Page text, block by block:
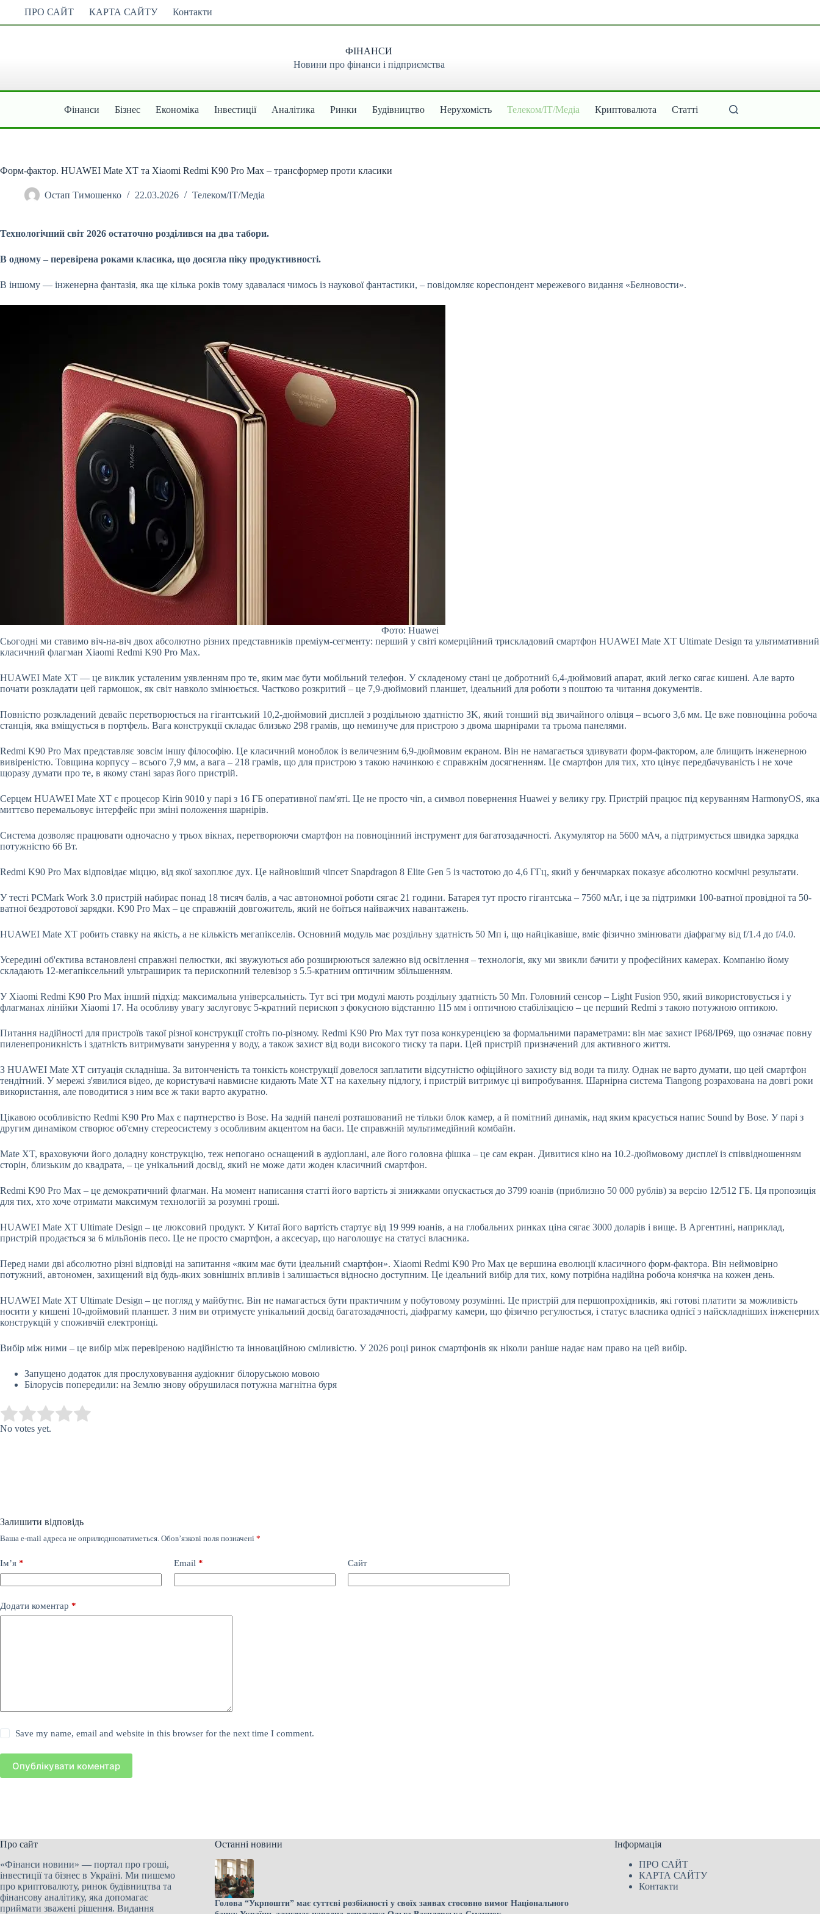
вмісту
ПРО САЙТ КАРТА САЙТУ Контакти
ФІНАНСИ
Новини про фінанси і підприємства
Фінанси Бізнес Економіка Інвестиції Аналітика Ринки Будівництво Нерухомість Телеком/ІТ/Медіа Криптовалюта Статті
Форм-фактор. HUAWEI Mate XT та Xiaomi Redmi K90 Pro Max – трансформер проти класики
Остап Тимошенко 22.03.2026 Телеком/ІТ/Медіа
Технологічний світ 2026 остаточно розділився на два табори.
В одному – перевірена роками класика, що досягла піку продуктивності.
В іншому — інженерна фантазія, яка ще кілька років тому здавалася чимось із наукової фантастики, – повідомляє кореспондент мережевого видання «Белновости».
Фото: Huawei
Сьогодні ми ставимо віч-на-віч двох абсолютно різних представників преміум-сегменту: перший у світі комерційний трискладовий смартфон HUAWEI Mate XT Ultimate Design та ультимативний
класичний флагман Xiaomi Redmi K90 Pro Max.
HUAWEI Mate XT — це виклик усталеним уявленням про те, яким має бути мобільний телефон. У складеному стані це добротний 6,4-дюймовий апарат, який легко сягає кишені. Але варто
почати розкладати цей гармошок, як світ навколо змінюється. Частково розкритий – це 7,9-дюймовий планшет, ідеальний для роботи з поштою та читання документів.
Повністю розкладений девайс перетворюється на гігантський 10,2-дюймовий дисплей з роздільною здатністю 3K, який тонший від звичайного олівця – всього 3,6 мм. Це вже повноцінна робоча
станція, яка вміщується в портфель. Вага конструкції складає близько 298 грамів, що неминуче для пристрою з двома шарнірами та трьома панелями.
Redmi K90 Pro Max представляє зовсім іншу філософію. Це класичний моноблок із величезним 6,9-дюймовим екраном. Він не намагається здивувати форм-фактором, але блищить інженерною
вивіреністю. Товщина корпусу – всього 7,9 мм, а вага – 218 грамів, що для пристрою з такою начинкою є справжнім досягненням. Це смартфон для тих, хто цінує передбачуваність і не хоче
щоразу думати про те, в якому стані зараз його пристрій.
Серцем HUAWEI Mate XT є процесор Kirin 9010 у парі з 16 ГБ оперативної пам'яті. Це не просто чіп, а символ повернення Huawei у велику гру. Пристрій працює під керуванням HarmonyOS, яка
миттєво перемальовує інтерфейс при зміні положення шарнірів.
Система дозволяє працювати одночасно у трьох вікнах, перетворюючи смартфон на повноцінний інструмент для багатозадачності. Акумулятор на 5600 мАч, а підтримується швидка зарядка
потужністю 66 Вт.
Redmi K90 Pro Max відповідає міццю, від якої захоплює дух. Це найновіший чіпсет Snapdragon 8 Elite Gen 5 із частотою до 4,6 ГГц, який у бенчмарках показує абсолютно космічні результати.
У тесті PCMark Work 3.0 пристрій набирає понад 18 тисяч балів, а час автономної роботи сягає 21 години. Батарея тут просто гігантська – 7560 мАг, і це за підтримки 100-ватної провідної та 50-
ватної бездротової зарядки. K90 Pro Max – це справжній довгожитель, який не боїться найважчих навантажень.
HUAWEI Mate XT робить ставку на якість, а не кількість мегапікселів. Основний модуль має роздільну здатність 50 Мп і, що найцікавіше, вміє фізично змінювати діафрагму від f/1.4 до f/4.0.
Усередині об'єктива встановлені справжні пелюстки, які звужуються або розширюються залежно від освітлення – технологія, яку ми звикли бачити у професійних камерах. Компанію йому
складають 12-мегапіксельний ультраширик та перископний телевізор з 5.5-кратним оптичним збільшенням.
У Xiaomi Redmi K90 Pro Max інший підхід: максимальна універсальність. Тут всі три модулі мають роздільну здатність 50 Мп. Головний сенсор – Light Fusion 950, який використовується і у
флагманах лінійки Xiaomi 17. На особливу увагу заслуговує 5-кратний перископ з фокусною відстанню 115 мм і оптичною стабілізацією – це перший Redmi з такою потужною оптикою.
Питання надійності для пристроїв такої різної конструкції стоїть по-різному. Redmi K90 Pro Max тут поза конкуренцією за формальними параметрами: він має захист IP68/IP69, що означає повну
пиленепроникність і здатність витримувати занурення у воду, а також захист від води високого тиску та пари. Цей пристрій призначений для активного життя.
З HUAWEI Mate XT ситуація складніша. За витонченість та тонкість конструкції довелося заплатити відсутністю офіційного захисту від води та пилу. Однак не варто думати, що цей смартфон
тендітний. У мережі з'явилися відео, де користувачі навмисне кидають Mate XT на кахельну підлогу, і пристрій витримує ці випробування. Шарнірна система Tiangong розрахована на довгі роки
використання, але поводитися з ним все ж таки варто акуратно.
Цікавою особливістю Redmi K90 Pro Max є партнерство із Bose. На задній панелі розташований не тільки блок камер, а й помітний динамік, над яким красується напис Sound by Bose. У парі з
другим динаміком створює об'ємну стереосистему з особливим акцентом на баси. Це справжній мультимедійний комбайн.
Mate XT, враховуючи його доладну конструкцію, теж непогано оснащений в аудіоплані, але його головна фішка – це сам екран. Дивитися кіно на 10.2-дюймовому дисплеї із співвідношенням
сторін, близьким до квадрата, – це унікальний досвід, який не може дати жоден класичний смартфон.
Redmi K90 Pro Max – це демократичний флагман. На момент написання статті його вартість зі знижками опускається до 3799 юанів (приблизно 50 000 рублів) за версію 12/512 ГБ. Ця пропозиція
для тих, хто хоче отримати максимум технологій за розумні гроші.
HUAWEI Mate XT Ultimate Design – це люксовий продукт. У Китаї його вартість стартує від 19 999 юанів, а на глобальних ринках ціна сягає 3000 доларів і вище. В Аргентині, наприклад,
пристрій продається за 6 мільйонів песо. Це не просто смартфон, а аксесуар, що наголошує на статусі власника.
Перед нами дві абсолютно різні відповіді на запитання «яким має бути ідеальний смартфон». Xiaomi Redmi K90 Pro Max це вершина еволюції класичного форм-фактора. Він неймовірно
потужний, автономен, захищений від будь-яких зовнішніх впливів і залишається відносно доступним. Це ідеальний вибір для тих, кому потрібна надійна робоча конячка на кожен день.
HUAWEI Mate XT Ultimate Design – це погляд у майбутнє. Він не намагається бути практичним у побутовому розумінні. Це пристрій для першопрохідників, які готові платити за можливість
носити у кишені 10-дюймовий планшет. З ним ви отримуєте унікальний досвід багатозадачності, діафрагму камери, що фізично регулюється, і статус власника однієї з найскладніших інженерних
конструкцій у споживчій електроніці.
Вибір між ними – це вибір між перевіреною надійністю та інноваційною сміливістю. У 2026 році ринок смартфонів як ніколи раніше надає нам право на цей вибір.
Запущено додаток для прослуховування аудіокниг білоруською мовою
Білорусів попередили: на Землю знову обрушилася потужна магнітна буря
Rate this item:
No votes yet.
Залишити відповідь
Ваша e-mail адреса не оприлюднюватиметься. Обов’язкові поля позначені *
Ім’я * Email * Сайт
Додати коментар *
Save my name, email and website in this browser for the next time I comment.
Опублікувати коментар
Про сайт
«Фінанси новини» — портал про гроші,
інвестиції та бізнес в Україні. Ми пишемо
про криптовалюту, ринок будівництва та
фінансову аналітику, яка допомагає
приймати зважені рішення. Видання
Останні новини
Голова “Укрпошти” має суттєві розбіжності у своїх заявах стосовно вимог Національного
Інформація
ПРО САЙТ
КАРТА САЙТУ
Контакти